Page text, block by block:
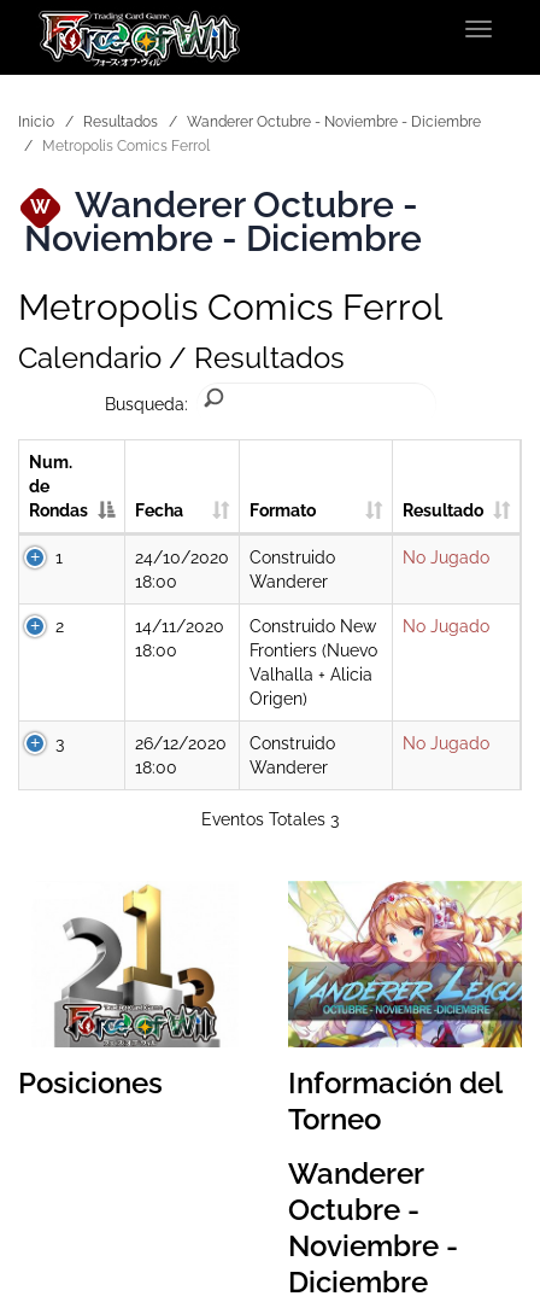
Toggle
Inicio Resultados
Wanderer Octubre - Noviembre - Diciembre
Metropolis Comics Ferrol
W Wanderer Octubre -
Noviembre - Diciembre
Metropolis Comics Ferrol
Calendario / Resultados
Busqueda:
Num.
de
Rondas
Fecha Formato Resultado
1
24/10/2020
18:00
Construido
Wanderer
No Jugado
2
14/11/2020
18:00
Construido New
Frontiers (Nuevo
Valhalla + Alicia
Origen)
No Jugado
3
26/12/2020
18:00
Construido
Wanderer
No Jugado
Eventos Totales 3
Posiciones
Información del
Torneo
Wanderer
Octubre -
Noviembre -
Diciembre